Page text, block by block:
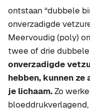
ontstaan “dubbele
onverzadigde
Meervoudig (poly)
twee of drie
onverzadigde
hebben, kunnen
je lichaam.Zo